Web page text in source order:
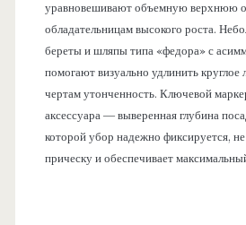
уравновешивают объемную верхнюю
обладательницам высокого роста.
береты и шляпы типа «федора» с
помогают визуально удлинить круглое
чертам утонченность. Ключевой
аксессуара — выверенная глубина
которой убор надежно фиксируется,
прическу и обеспечивает